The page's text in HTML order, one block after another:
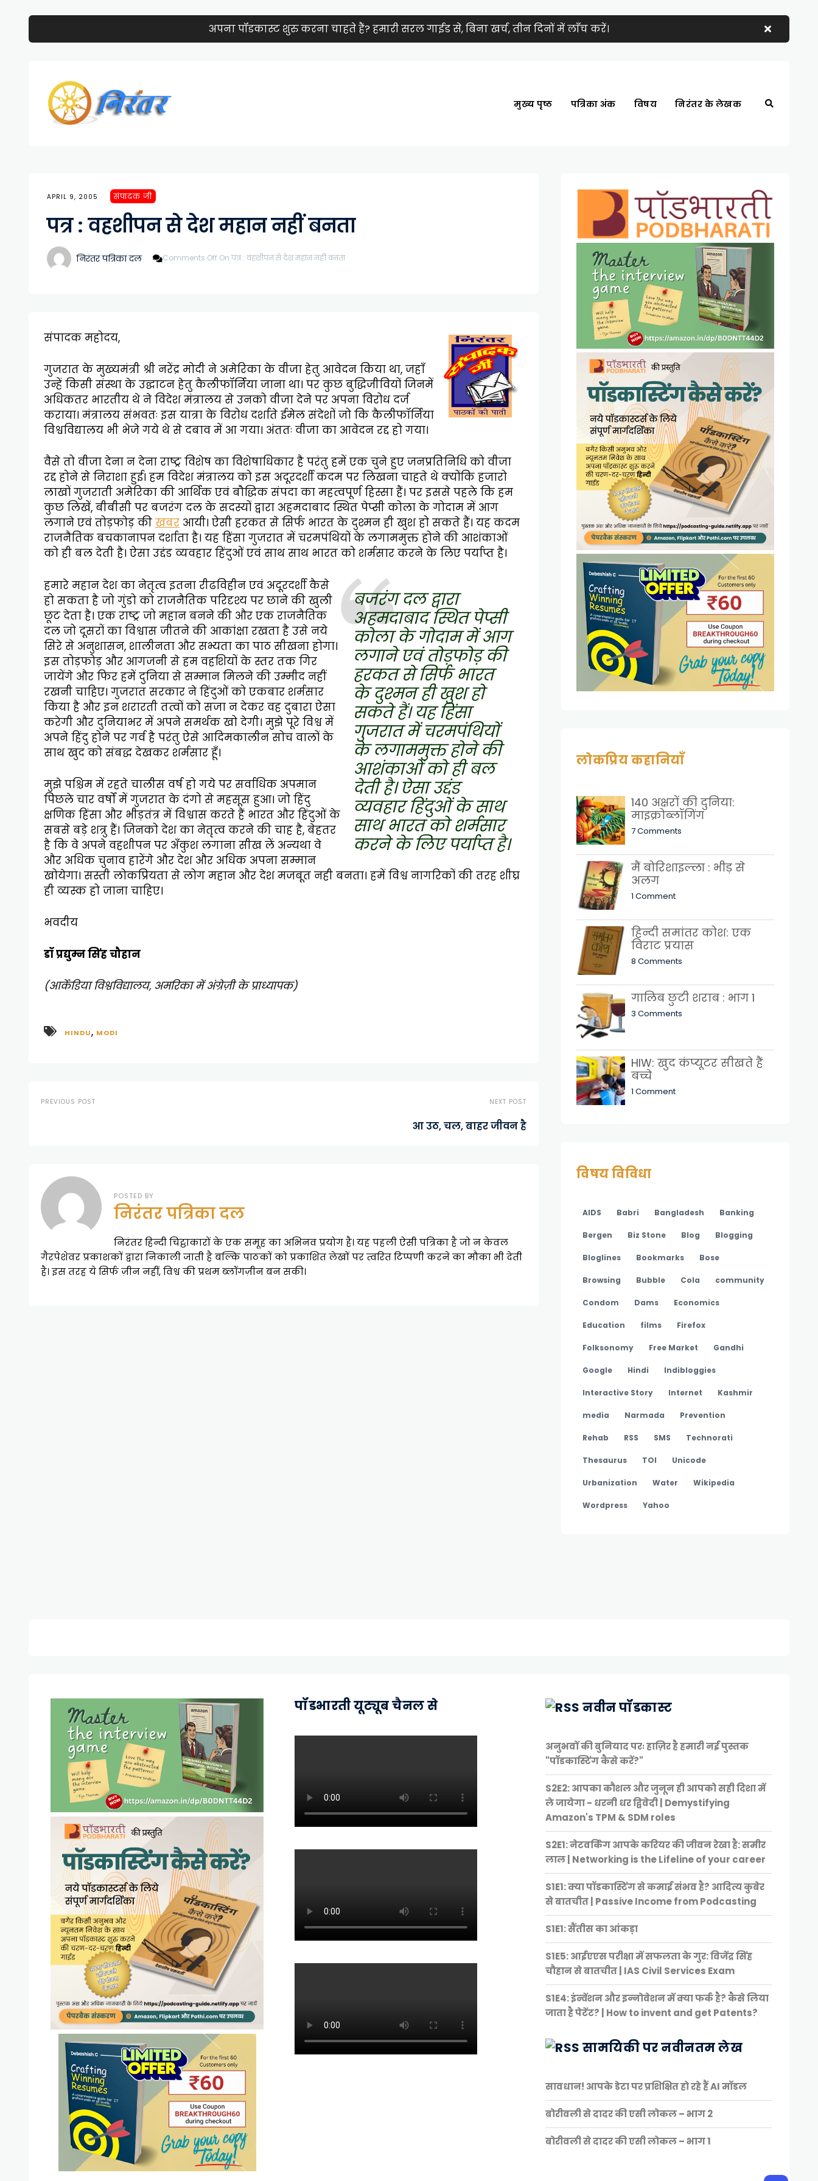
अपना पॉडकास्ट शुरु करना चाहते हैं? हमारी सरल गाईड से, बिना खर्च, तीन दिनों में लाँच करें।
मुख्य पृष्ठ पत्रिका अंक विषय निरंतर के लेखक
APRIL 9, 2005 संपादक जी
पत्र : वहशीपन से देश महान नहीं बनता
निरंतर पत्रिका दल Comments Off On पत्र : वहशीपन से देश महान नहीं बनता
संपादक महोदय,
गुजरात के मुख्यमंत्री श्री नरेंद्र मोदी ने अमेरिका के वीजा हेतु आवेदन किया था, जहाँ
उन्हें किसी संस्था के उद्घाटन हेतु कैलीफॉर्निया जाना था। पर कुछ बुद्धिजीवियों जिनमें
अधिकतर भारतीय थे ने विदेश मंत्रालय से उनको वीजा देने पर अपना विरोध दर्ज
कराया। मंत्रालय संभवतः इस यात्रा के विरोध दर्शाते ईमेल संदेशों जो कि कैलीफॉर्निया
विश्वविद्यालय भी भेजे गये थे से दबाव में आ गया। अंततः वीजा का आवेदन रद्द हो गया।
वैसे तो वीजा देना न देना राष्ट्र विशेष का विशेषाधिकार है परंतु हमें एक चुने हुए जनप्रतिनिधि को वीजा
रद्द होने से निराशा हुई। हम विदेश मंत्रालय को इस अदूरदर्शी कदम पर लिखना चाहते थे क्योंकि हजारो
लाखों गुजराती अमेरिका की आर्थिक एवं बौद्धिक संपदा का महत्वपूर्ण हिस्सा हैं। पर इससे पहले कि हम
कुछ लिखें, बीबीसी पर बजरंग दल के सदस्यों द्वारा अहमदाबाद स्थित पेप्सी कोला के गोदाम में आग
लगाने एवं तोड़फोड़ की खबर आयी। ऐसी हरकत से सिर्फ भारत के दुश्मन ही खुश हो सकते हैं। यह कदम
राजनैतिक बचकानापन दर्शाता है। यह हिंसा गुजरात में चरमपंथियों के लगाममुक्त होने की आशंकाओं
को ही बल देती है। ऐसा उद्दंड व्यवहार हिंदुओं एवं साथ साथ भारत को शर्मसार करने के लिए पर्याप्त है।
बजरंग दल द्वारा
अहमदाबाद स्थित पेप्सी
कोला के गोदाम में आग
लगाने एवं तोड़फोड़ की
हरकत से सिर्फ भारत
के दुश्मन ही खुश हो
सकते हैं। यह हिंसा
गुजरात में चरमपंथियों
के लगाममुक्त होने की
आशंकाओं को ही बल
देती है। ऐसा उद्दंड
व्यवहार हिंदुओं के साथ
साथ भारत को शर्मसार
करने के लिए पर्याप्त है।
हमारे महान देश का नेतृत्व इतना रीढविहीन एवं अदूरदर्शी कैसे
हो सकता है जो गुंडो को राजनैतिक परिदृश्य पर छाने की खुली
छूट देता है। एक राष्ट्र जो महान बनने की और एक राजनैतिक
दल जो दूसरों का विश्वास जीतने की आकांक्षा रखता है उसे नये
सिरे से अनुशासन, शालीनता और सभ्यता का पाठ सीखना होगा।
इस तोड़फोड़ और आगजनी से हम वहशियों के स्तर तक गिर
जायेंगे और फिर हमें दुनिया से सम्मान मिलने की उम्मीद नहीं
रखनी चाहिए। गुजरात सरकार ने हिंदुओं को एकबार शर्मसार
किया है और इन शरारती तत्वों को सजा न देकर वह दुबारा ऐसा
करेगी और दुनियाभर में अपने समर्थक खो देगी। मुझे पूरे विश्व में
अपने हिंदु होने पर गर्व है परंतु ऐसे आदिमकालीन सोच वालों के
साथ खुद को संबद्ध देखकर शर्मसार हूँ।
मुझे पश्चिम में रहते चालीस वर्ष हो गये पर सर्वाधिक अपमान
पिछले चार वर्षों में गुजरात के दंगो से महसूस हुआ। जो हिंदु
क्षणिक हिंसा और भीड़तंत्र में विश्वास करते हैं भारत और हिंदुओं के
सबसे बड़े शत्रु हैं। जिनको देश का नेतृत्व करने की चाह है, बेहतर
है कि वे अपने वहशीपन पर अँकुश लगाना सीख लें अन्यथा वे
और अधिक चुनाव हारेंगे और देश और अधिक अपना सम्मान
खोयेगा। सस्ती लोकप्रियता से लोग महान और देश मजबूत नही बनता। हमें विश्व नागरिकों की तरह शीघ्र
ही व्यस्क हो जाना चाहिए।
भवदीय
डॉ प्रद्युम्न सिंह चौहान
(आर्केडिया विश्वविद्यालय, अमरिका में अंग्रेज़ी के प्राध्यापक)
HINDU, MODI
PREVIOUS POST NEXT POST
आ उठ, चल, बाहर जीवन है
POSTED BY
निरंतर पत्रिका दल
निरंतर हिन्दी चिट्ठाकारों के एक समूह का अभिनव प्रयोग है। यह पहली ऐसी पत्रिका है जो न केवल
गैरपेशेवर प्रकाशकों द्वारा निकाली जाती है बल्कि पाठकों को प्रकाशित लेखों पर त्वरित टिप्पणी करने का मौका भी देती
है। इस तरह ये सिर्फ ज़ीन नहीं, विश्व की प्रथम ब्लॉगज़ीन बन सकी।
लोकप्रिय कहानियाँ
140 अक्षरों की दुनिया:
माइक्रोब्लॉगिंग
7 Comments
मैं बोरिशाइल्ला : भीड़ से
अलग
1 Comment
हिन्दी समांतर कोश: एक
विराट प्रयास
8 Comments
गालिब छुटी शराब : भाग 1
3 Comments
HIW: खुद कंप्यूटर सीखते हैं
बच्चे
1 Comment
विषय विविधा
AIDS Babri Bangladesh Banking
Bergen Biz Stone Blog Blogging
Bloglines Bookmarks Bose
Browsing Bubble Cola community
Condom Dams Economics
Education films Firefox
Folksonomy Free Market Gandhi
Google Hindi Indibloggies
Interactive Story Internet Kashmir
media Narmada Prevention
Rehab RSS SMS Technorati
Thesaurus TOI Unicode
Urbanization Water Wikipedia
Wordpress Yahoo
पॉडभारती यूट्यूब चैनल से नवीन पॉडकास्ट
अनुभवों की बुनियाद परः हाज़िर है हमारी नई पुस्तक
"पॉडकास्टिंग कैसे करें?"
S2E2: आपका कौशल और जुनून ही आपको सही दिशा में
ले जायेगा - धरनी धर द्विवेदी | Demystifying
Amazon's TPM & SDM roles
S2E1: नेटवर्किंग आपके करियर की जीवन रेखा है: समीर
लाल | Networking is the Lifeline of your career
S1E1: क्या पॉडकास्टिंग से कमाई संभव है? आदित्य कुबेर
से बातचीत | Passive Income from Podcasting
S1E1: सैंतीस का आंकड़ा
S1E5: आईएएस परीक्षा में सफलता के गुर: विजेंद्र सिंह
चौहान से बातचीत | IAS Civil Services Exam
S1E4: इंन्वेंशन और इन्नोवेशन में क्या फर्क है? कैसे लिया
जाता है पेटेंट? | How to invent and get Patents?
सामयिकी पर नवीनतम लेख
सावधान! आपके डेटा पर प्रशिक्षित हो रहे हैं AI मॉडल
बोरीवली से दादर की एसी लोकल – भाग 2
बोरीवली से दादर की एसी लोकल – भाग 1